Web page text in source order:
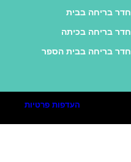
חדר בריחה בבית
חדר בריחה בכיתה
חדר בריחה בבית הספר
העדפות פרטיות